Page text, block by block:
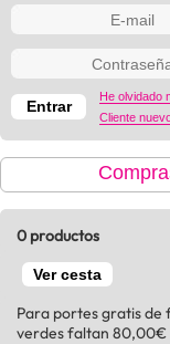
He olvidado
Cliente
0 productos
Ver cesta
Para portes gratis de
verdes faltan 80,00€